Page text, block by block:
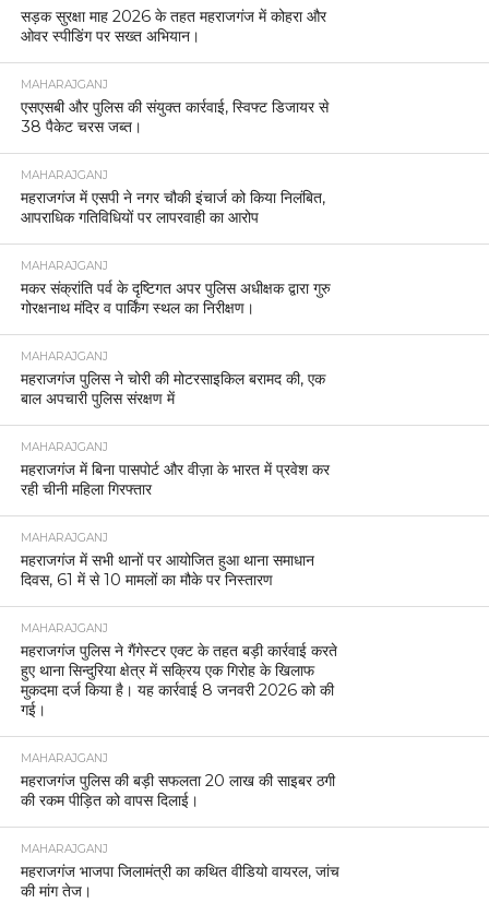
सड़क सुरक्षा माह 2026 के तहत महराजगंज में कोहरा और
ओवर स्पीडिंग पर सख्त अभियान।
MAHARAJGANJ
एसएसबी और पुलिस की संयुक्त कार्रवाई, स्विफ्ट डिजायर से
38 पैकेट चरस जब्त।
MAHARAJGANJ
महराजगंज में एसपी ने नगर चौकी इंचार्ज को किया निलंबित,
आपराधिक गतिविधियों पर लापरवाही का आरोप
MAHARAJGANJ
मकर संक्रांति पर्व के दृष्टिगत अपर पुलिस अधीक्षक द्वारा गुरु
गोरक्षनाथ मंदिर व पार्किंग स्थल का निरीक्षण।
MAHARAJGANJ
महराजगंज पुलिस ने चोरी की मोटरसाइकिल बरामद की, एक
बाल अपचारी पुलिस संरक्षण में
MAHARAJGANJ
महराजगंज में बिना पासपोर्ट और वीज़ा के भारत में प्रवेश कर
रही चीनी महिला गिरफ्तार
MAHARAJGANJ
महराजगंज में सभी थानों पर आयोजित हुआ थाना समाधान
दिवस, 61 में से 10 मामलों का मौके पर निस्तारण
MAHARAJGANJ
महराजगंज पुलिस ने गैंगेस्टर एक्ट के तहत बड़ी कार्रवाई करते
हुए थाना सिन्दुरिया क्षेत्र में सक्रिय एक गिरोह के खिलाफ
मुकदमा दर्ज किया है। यह कार्रवाई 8 जनवरी 2026 को की
गई।
MAHARAJGANJ
महराजगंज पुलिस की बड़ी सफलता 20 लाख की साइबर ठगी
की रकम पीड़ित को वापस दिलाई।
MAHARAJGANJ
महराजगंज भाजपा जिलामंत्री का कथित वीडियो वायरल, जांच
की मांग तेज।